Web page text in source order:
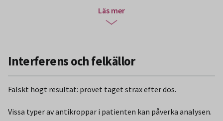
Cyklosprorin används som immunsuppressivt läkemedel
dels vid till exempel autoimmuna sjukdomar, dels i samband
Den terapeutiska nivån är individuell och vid
transplantationer styrs nivån främst beroende på
tidpunkten från transplantationen. Man måste också beakta
koncentration nås vanligen inom 1-2 timmar. Mer än 6
Läs mer
Interferens och felkällor
Falskt högt resultat: provet taget strax efter dos.
Vissa typer av antikroppar i patienten kan påverka analysen.